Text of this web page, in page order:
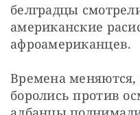
белградцы
американские
афроамериканцев.
Времена меняются,
боролись против